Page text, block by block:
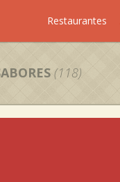
Restaurantes
(118)